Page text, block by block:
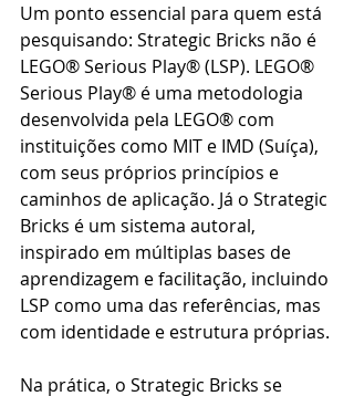
Um ponto essencial para quem está
pesquisando: Strategic Bricks não é
LEGO® Serious Play® (LSP). LEGO®
Serious Play® é uma metodologia
desenvolvida pela LEGO® com
instituições como MIT e IMD (Suíça),
com seus próprios princípios e
caminhos de aplicação. Já o Strategic
Bricks é um sistema autoral,
inspirado em múltiplas bases de
aprendizagem e facilitação, incluindo
LSP como uma das referências, mas
com identidade e estrutura próprias.
Na prática, o Strategic Bricks se